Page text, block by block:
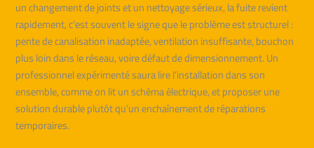
un changement de joints et un nettoyage sérieux, la fuite revient
rapidement, c’est souvent le signe que le problème est structurel :
pente de canalisation inadaptée, ventilation insuffisante, bouchon
plus loin dans le réseau, voire défaut de dimensionnement. Un
professionnel expérimenté saura lire l’installation dans son
ensemble, comme on lit un schéma électrique, et proposer une
solution durable plutôt qu’un enchaînement de réparations
temporaires.